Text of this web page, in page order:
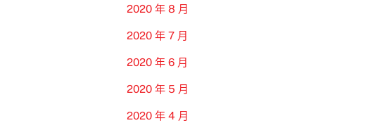
2020 年 8 月
2020 年 7 月
2020 年 6 月
2020 年 5 月
2020 年 4 月